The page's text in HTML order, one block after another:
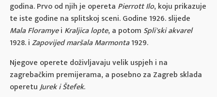
godina. Prvo od njih je opereta Pierrott Ilo, koju prikazuje
te iste godine na splitskoj sceni. Godine 1926. slijede
Mala Floramyei Kraljica lopte, a potom Spli'ski akvarel
1928. iZapovijed maršala Marmonta1929.
Njegove operete doživljavaju velik uspjeh i na
zagrebačkim premijerama, a posebno za Zagreb sklada
operetuJurek i Štefek.